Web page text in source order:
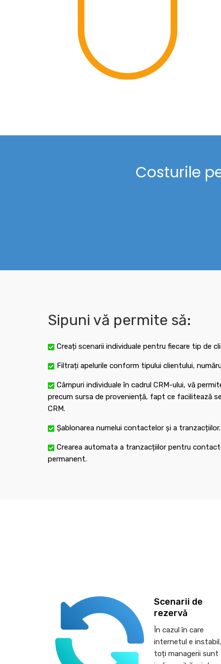
Costurile
Sipuni vă permite să:
Creați scenarii individuale pentru fiecare tip de
Filtrați apelurile conform tipului clientului,
Câmpuri individuale în cadrul CRM-ului, vă
precum sursa de proveniență, fapt ce facilitează
CRM.
Șablonarea numelui contactelor și a tranzacțiilor.
Crearea automata a tranzacțiilor pentru
permanent.
Scenarii de
rezervă
În cazul în care
internetul e instabil,
toți managerii sunt